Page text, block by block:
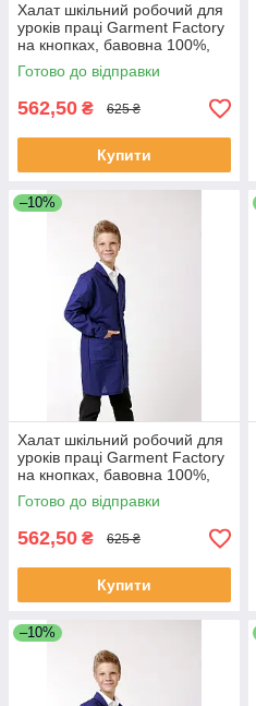
Халат шкільний робочий для
уроків праці Garment Factory
на кнопках, бавовна 100%,
колір синій, 40 розмір | Халат
на працю
Готово до відправки
562,50 ₴ 625 ₴
Купити
–10%
Халат шкільний робочий для
уроків праці Garment Factory
на кнопках, бавовна 100%,
колір синій, 44 розмір | Халат
на працю
Готово до відправки
562,50 ₴ 625 ₴
Купити
–10%